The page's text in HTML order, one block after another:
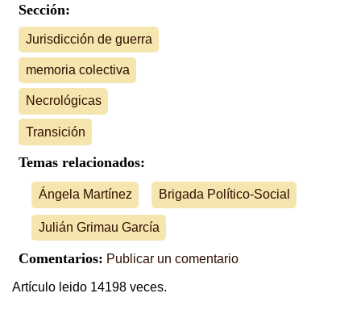
Sección:
Jurisdicción de guerra
memoria colectiva
Necrológicas
Transición
Temas relacionados:
Ángela Martínez Brigada Político-Social
Julián Grimau García
Comentarios: Publicar un comentario
Artículo leido 14198 veces.